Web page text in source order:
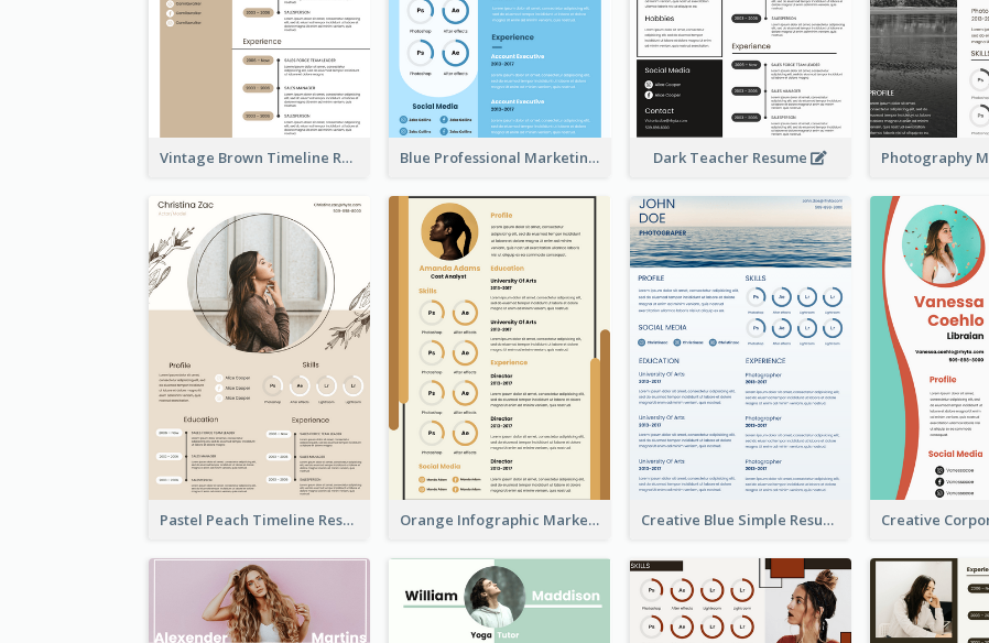
Vintage Brown Timeline Resume Blue Professional Marketing Resume Dark Teacher Resume
Pastel Peach Timeline Resume Orange Infographic Market Analyst Resume Creative Blue Simple Resume